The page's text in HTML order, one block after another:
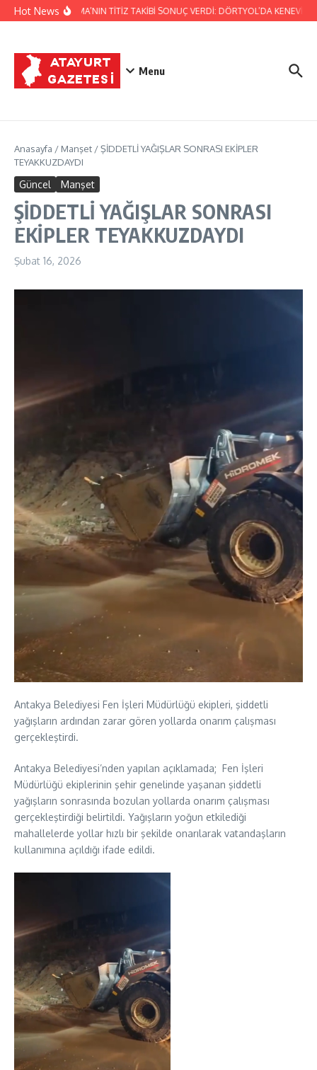
İçeriğe atla
Hot NewsJANDARMA’NIN TİTİZ TAKİBİ SONUÇ VERDİ: DÖRTYOL’DA KENEVİR
Menu
Anasayfa / Manşet /ŞİDDETLİ YAĞIŞLAR SONRASI EKİPLER
TEYAKKUZDAYDI
Güncel Manşet
ŞİDDETLİ YAĞIŞLAR SONRASI
EKİPLER TEYAKKUZDAYDI
Şubat 16, 2026
Antakya Belediyesi Fen İşleri Müdürlüğü ekipleri, şiddetli
yağışların ardından zarar gören yollarda onarım çalışması
gerçekleştirdi.
Antakya Belediyesi’nden yapılan açıklamada; Fen İşleri
Müdürlüğü ekiplerinin şehir genelinde yaşanan şiddetli
yağışların sonrasında bozulan yollarda onarım çalışması
gerçekleştirdiği belirtildi. Yağışların yoğun etkilediği
mahallelerde yollar hızlı bir şekilde onarılarak vatandaşların
kullanımına açıldığı ifade edildi.